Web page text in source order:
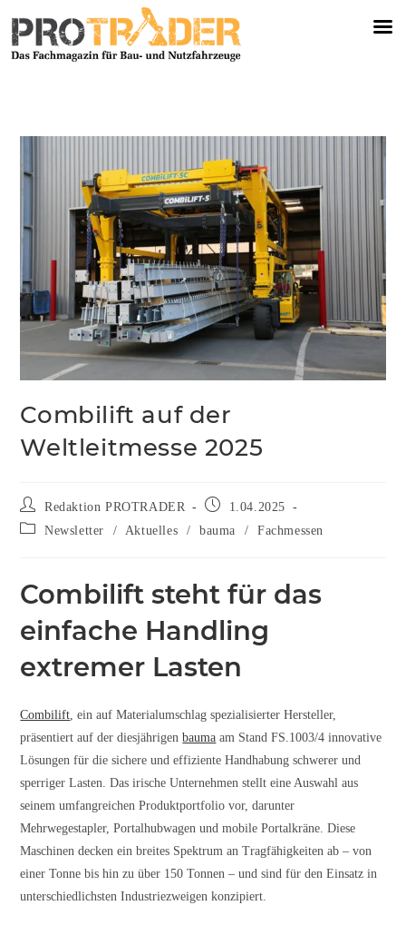
Combilift auf der
Weltleitmesse 2025
Redaktion PROTRADER
1.04.2025
Newsletter
/ Aktuelles / bauma / Fachmessen
Combilift steht für das
einfache Handling
extremer Lasten
Combilift , ein auf Materialumschlag spezialisierter Hersteller,
präsentiert auf der diesjährigenbauma am Stand FS.1003/4 innovative
Lösungen für die sichere und effiziente Handhabung schwerer und
sperriger Lasten. Das irische Unternehmen stellt eine Auswahl aus
seinem umfangreichen Produktportfolio vor, darunter
Mehrwegestapler, Portalhubwagen und mobile Portalkräne. Diese
Maschinen decken ein breites Spektrum an Tragfähigkeiten ab – von
einer Tonne bis hin zu über 150 Tonnen – und sind für den Einsatz in
unterschiedlichsten Industriezweigen konzipiert.